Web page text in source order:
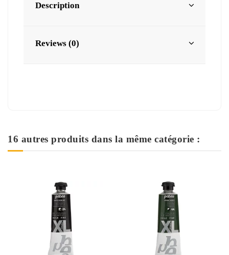
Description
Reviews (0)
16 autres produits dans la même catégorie :